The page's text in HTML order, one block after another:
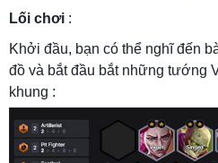
Lối chơi :
Khởi đầu, bạn có thể nghĩ đến
đồ và bắt đầu bắt những tướng
khung :